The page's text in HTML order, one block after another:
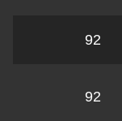
92
92